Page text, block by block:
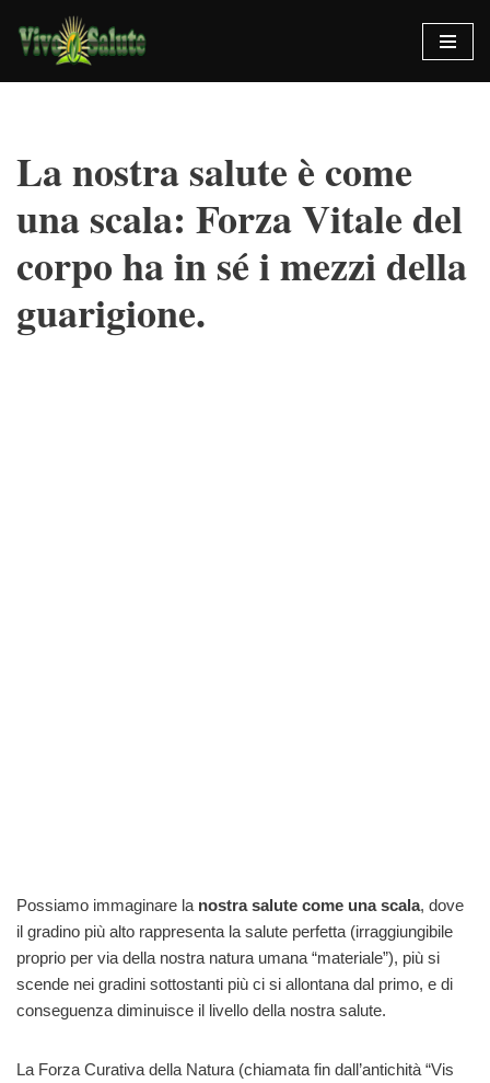
Vai
al
La nostra salute è come
una scala: Forza Vitale del
corpo ha in sé i mezzi della
guarigione.
Possiamo immaginare la nostra salute come una scala, dove
il gradino più alto rappresenta la salute perfetta (irraggiungibile
proprio per via della nostra natura umana “materiale”), più si
scende nei gradini sottostanti più ci si allontana dal primo, e di
conseguenza diminuisce il livello della nostra salute.
La Forza Curativa della Natura (chiamata fin dall’antichità “Vis